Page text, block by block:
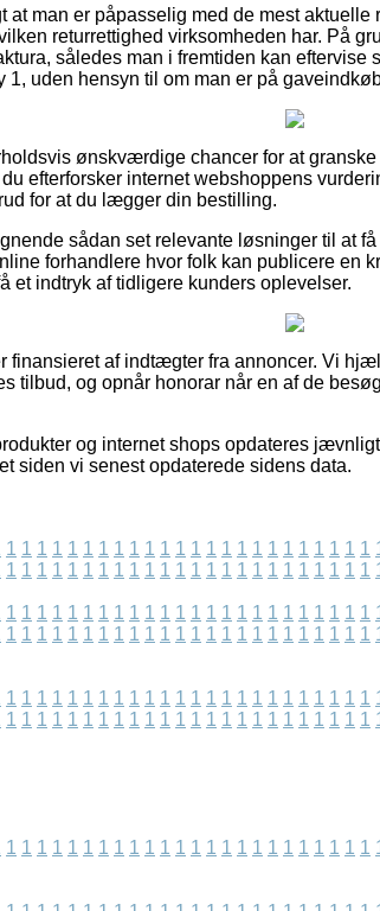
at man er påpasselig med de mest
returrettighed virksomheden har. På
således man i fremtiden kan
1, uden hensyn til om man er på
ønskværdige chancer for at
efterforsker internet webshoppens
for at du lægger din bestilling.
sådan set relevante løsninger til at
forhandlere hvor folk kan publicere en
et indtryk af tidligere kunders oplevelser.
finansieret af indtægter fra annoncer. Vi
tilbud, og opnår honorar når en af de
og internet shops opdateres
siden vi senest opdaterede sidens data.
1 1 1 1 1 1 1 1 1 1 1 1 1 1 1 1 1 1 1 1 1 1 1 1
1 1 1 1 1 1 1 1 1 1 1 1 1 1 1 1 1 1 1 1 1 1 1 1
1 1 1 1 1 1 1 1 1 1 1 1 1 1 1 1 1 1 1 1 1 1 1 1
1 1 1 1 1 1 1 1 1 1 1 1 1 1 1 1 1 1 1 1 1 1 1 1
1 1 1 1 1 1 1 1 1 1 1 1 1 1 1 1 1 1 1 1 1 1 1 1
1 1 1 1 1 1 1 1 1 1 1 1 1 1 1 1 1 1 1 1 1 1 1 1
1 1 1 1 1 1 1 1 1 1 1 1 1 1 1 1 1 1 1 1 1 1 1 1